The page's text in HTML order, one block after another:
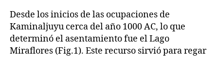
Desde los inicios de las ocupaciones de
Kaminaljuyu cerca del año 1000 AC, lo que
determinó el asentamiento fue el Lago
Miraflores (Fig.1). Este recurso sirvió para regar